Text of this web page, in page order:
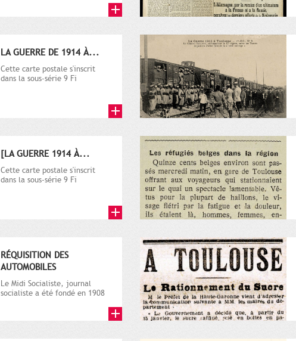
LA GUERRE DE 1914 À...
Cette carte postale s'inscrit
dans la sous-série 9 Fi
[LA GUERRE 1914 À...
Cette carte postale s'inscrit
dans la sous-série 9 Fi
RÉQUISITION DES
AUTOMOBILES
Le Midi Socialiste, journal
socialiste a été fondé en 1908